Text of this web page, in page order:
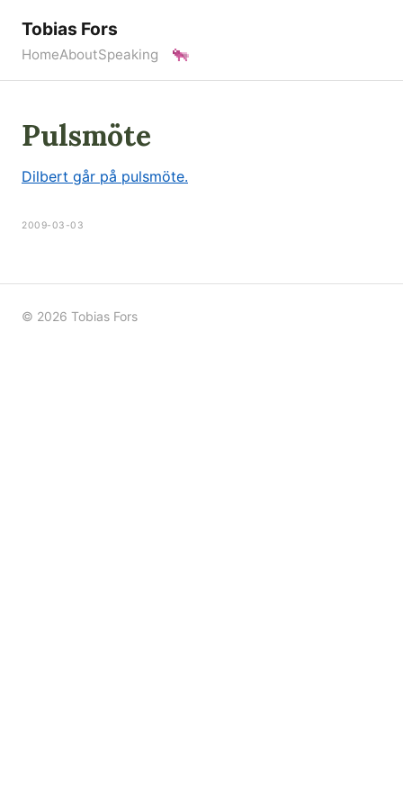
Tobias Fors
HomeAboutSpeaking
Pulsmöte
Dilbert går på pulsmöte.
2009-03-03
© 2026 Tobias Fors